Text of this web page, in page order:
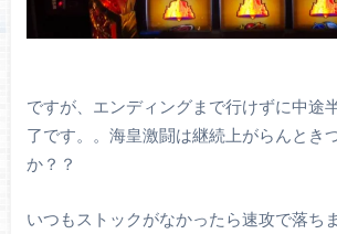
ですが、エンディングまで行けずに中途
了です。。海皇激闘は継続上がらんとき
か？？
いつもストックがなかったら速攻で落ちま